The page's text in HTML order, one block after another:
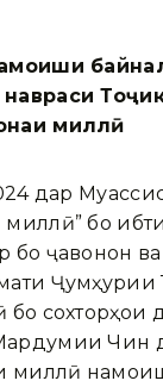
миллӣ
дар
миллӣ” бо
бо ҷавонон
Ҷумҳурии
бо сохторҳои
Чин
миллӣ